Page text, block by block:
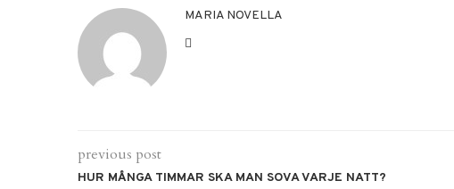
MARIA NOVELLA
previous post
HUR MÅNGA TIMMAR SKA MAN SOVA VARJE NATT?